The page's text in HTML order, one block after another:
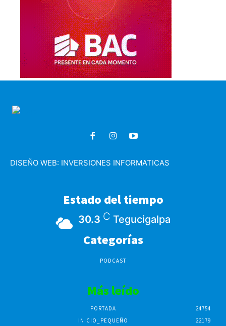
DISEÑO WEB: INVERSIONES INFORMATICAS
Estado del tiempo
30.3 C Tegucigalpa
Categorías
PODCAST
Más leído
PORTADA
24754
INICIO_PEQUEÑO
22179